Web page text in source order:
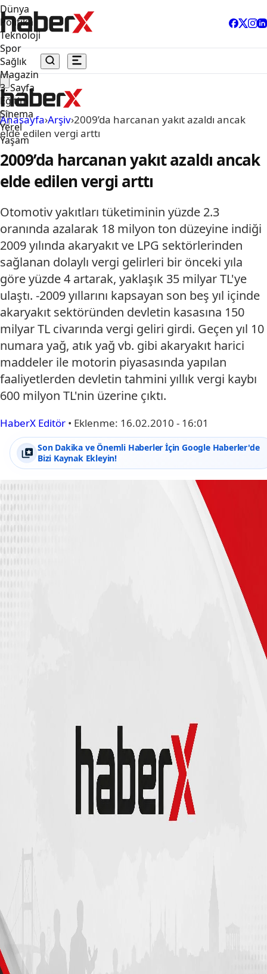
Dünya
Politika
Teknoloji
Spor
Sağlık
Magazin
3. Sayfa
Eğitim
Sinema
Yerel
Yaşam
Anasayfa›Arşiv›2009’da harcanan yakıt azaldı ancak
elde edilen vergi arttı
2009’da harcanan yakıt azaldı ancak
elde edilen vergi arttı
Otomotiv yakıtları tüketiminin yüzde 2.3
oranında azalarak 18 milyon ton düzeyine indiği
2009 yılında akaryakıt ve LPG sektörlerinden
sağlanan dolaylı vergi gelirleri bir önceki yıla
göre yüzde 4 artarak, yaklaşık 35 milyar TL'ye
ulaştı. -2009 yıllarını kapsayan son beş yıl içinde
akaryakıt sektöründen devletin kasasına 150
milyar TL civarında vergi geliri girdi. Geçen yıl 10
numara yağ, atık yağ vb. gibi akaryakıt harici
maddeler ile motorin piyasasında yapılan
faaliyetlerden devletin tahmini yıllık vergi kaybı
600 milyon TL'nin üzerine çıktı.
HaberX Editör • Eklenme: 16.02.2010 - 16:01
Son Dakika ve Önemli Haberler İçin Google Haberler'de
Bizi Kaynak Ekleyin!